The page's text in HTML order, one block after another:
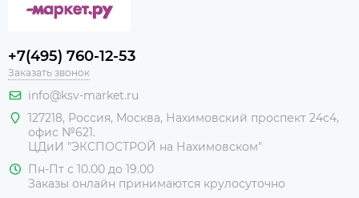
+7(495) 760-12-53
Заказать звонок
info@ksv-market.ru
127218, Россия, Москва, Нахимовский проспект 24с4,
офис №621.
ЦДиИ "ЭКСПОСТРОЙ на Нахимовском"
Пн-Пт с 10.00 до 19.00
Заказы онлайн принимаются крулосуточно